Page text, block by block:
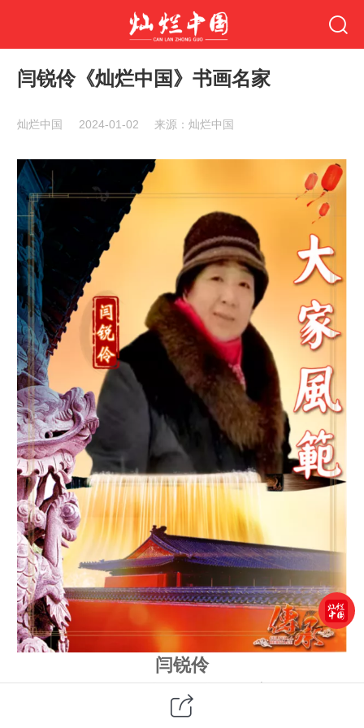
闫锐伶《灿烂中国》书画名家
灿烂中国 2024-01-02 来源：灿烂中国
闫锐伶
《灿烂中国》书画名家
2月出生于北京，国家一